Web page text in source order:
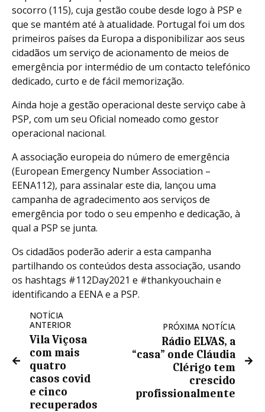
socorro (115), cuja gestão coube desde logo à PSP e
que se mantém até à atualidade. Portugal foi um dos
primeiros países da Europa a disponibilizar aos seus
cidadãos um serviço de acionamento de meios de
emergência por intermédio de um contacto telefónico
dedicado, curto e de fácil memorização.
Ainda hoje a gestão operacional deste serviço cabe à
PSP, com um seu Oficial nomeado como gestor
operacional nacional.
A associação europeia do número de emergência
(European Emergency Number Association –
EENA112), para assinalar este dia, lançou uma
campanha de agradecimento aos serviços de
emergência por todo o seu empenho e dedicação, à
qual a PSP se junta.
Os cidadãos poderão aderir a esta campanha
partilhando os conteúdos desta associação, usando
os hashtags #112Day2021 e #thankyouchain e
identificando a EENA e a PSP.
NOTÍCIA
ANTERIOR
Vila Viçosa
com mais
quatro
casos covid
e cinco
recuperados
PRÓXIMA NOTÍCIA
Rádio ELVAS, a
“casa” onde Cláudia
Clérigo tem
crescido
profissionalmente